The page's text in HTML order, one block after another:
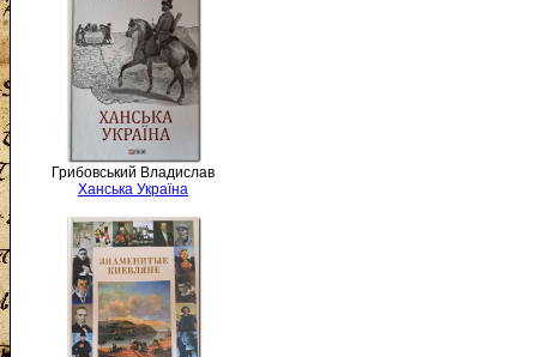
Грибовський Владислав
Ханська Україна